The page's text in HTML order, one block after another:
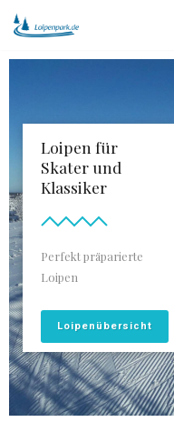
Loipen für
Skater und
Klassiker
Perfekt präparierte
Loipen
Loipenübersicht